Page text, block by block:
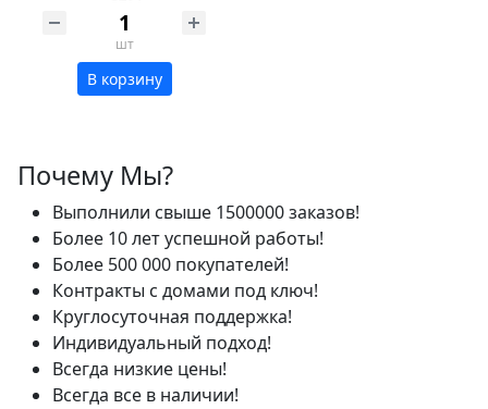
шт
В корзину
Почему Мы?
Выполнили свыше 1500000 заказов!
Более 10 лет успешной работы!
Более 500 000 покупателей!
Контракты с домами под ключ!
Круглосуточная поддержка!
Индивидуальный подход!
Всегда низкие цены!
Всегда все в наличии!